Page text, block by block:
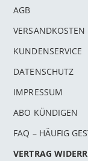
AGB
VERSANDKOSTEN
KUNDENSERVICE
DATENSCHUTZ
IMPRESSUM
ABO KÜNDIGEN
FAQ – HÄUFIG
VERTRAG